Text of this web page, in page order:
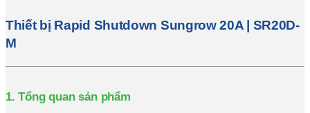
Thiết bị Rapid Shutdown Sungrow 20A | SR20D-
M
1. Tổng quan sản phẩm